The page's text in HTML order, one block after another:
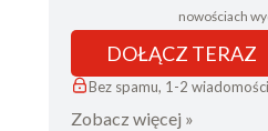
nowościach
DOŁĄCZ TERAZ
Bez spamu, 1-2
Zobacz więcej »